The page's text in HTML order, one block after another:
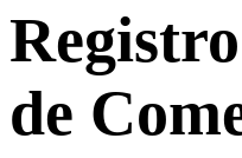
de